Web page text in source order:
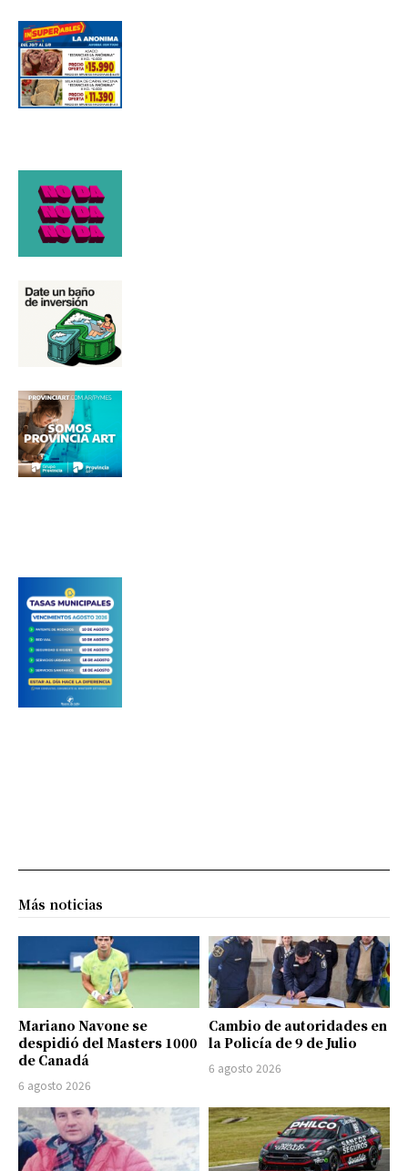
Más noticias
Mariano Navone se
despidió del Masters 1000
de Canadá
6 agosto 2026
Cambio de autoridades en
la Policía de 9 de Julio
6 agosto 2026